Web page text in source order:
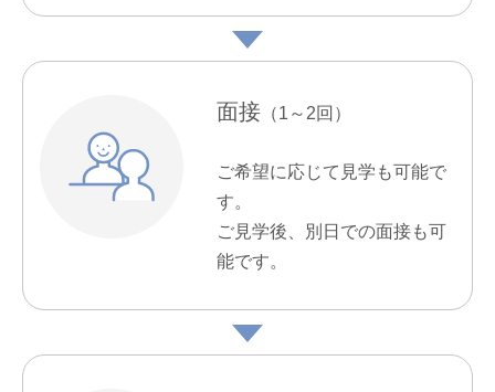
面接 （1～2回）
ご希望に応じて見学も可能で
す。
ご見学後、別日での面接も可
能です。